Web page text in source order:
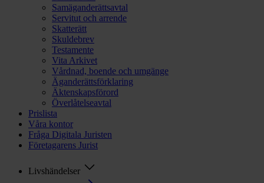
Samäganderättsavtal
Servitut och arrende
Skatterätt
Skuldebrev
Testamente
Vita Arkivet
Vårdnad, boende och umgänge
Äganderättsförklaring
Äktenskapsförord
Överlåtelseavtal
Prislista
Våra kontor
Fråga Digitala Juristen
Företagarens Jurist
Livshändelser